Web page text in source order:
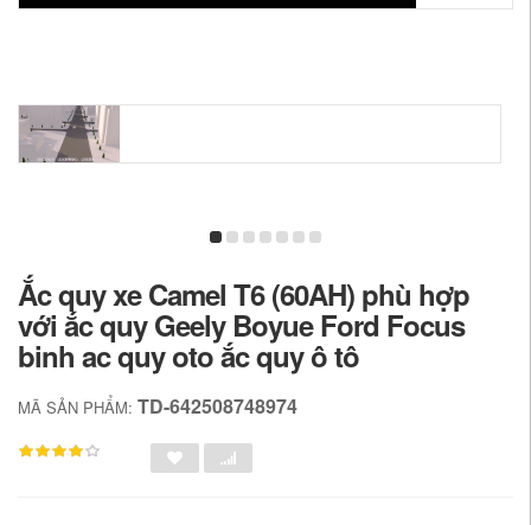
Ắc quy xe Camel T6 (60AH) phù hợp
với ắc quy Geely Boyue Ford Focus
binh ac quy oto ắc quy ô tô
MÃ SẢN PHẨM: TD-642508748974